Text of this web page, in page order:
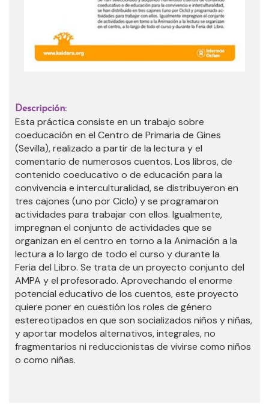
Descripción:
Esta práctica consiste en un trabajo sobre
coeducación en el Centro de Primaria de Gines
(Sevilla), realizado a partir de la lectura y el
comentario de numerosos cuentos. Los libros, de
contenido coeducativo o de educación para la
convivencia e interculturalidad, se distribuyeron en
tres cajones (uno por Ciclo) y se programaron
actividades para trabajar con ellos. Igualmente,
impregnan el conjunto de actividades que se
organizan en el centro en torno a la Animación a la
lectura a lo largo de todo el curso y durante la
Feria del Libro. Se trata de un proyecto conjunto del
AMPA y el profesorado. Aprovechando el enorme
potencial educativo de los cuentos, este proyecto
quiere poner en cuestión los roles de género
estereotipados en que son socializados niños y niñas,
y aportar modelos alternativos, integrales, no
fragmentarios ni reduccionistas de vivirse como niños
o como niñas.